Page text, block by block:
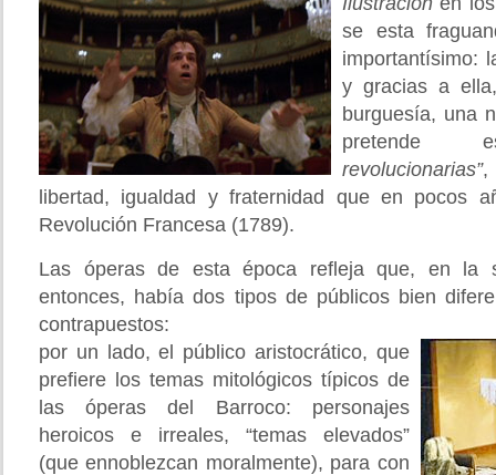
se esta
importantísimo:
y gracias a
burguesía, una
pretende
revolucionarias”,
libertad, igualdad y fraternidad que en pocos
Revolución Francesa (1789).
Las óperas de esta época refleja que, en la
entonces, había dos tipos de públicos bien
contrapuestos:
por un lado, el público aristocrático, que
prefiere los temas mitológicos típicos de
las óperas del Barroco: personajes
heroicos e irreales, “temas elevados”
(que ennoblezcan moralmente), para con